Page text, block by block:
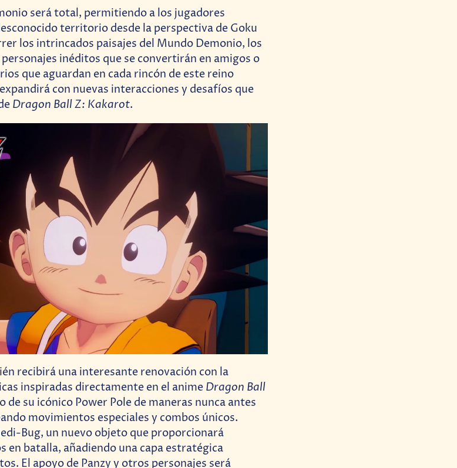
será total, permitiendo a los jugadores
territorio desde la perspectiva de Goku
los intrincados paisajes del Mundo Demonio, los
inéditos que se convertirán en amigos o
que aguardan en cada rincón de este reino
con nuevas interacciones y desafíos que
Dragon Ball Z: Kakarot.
recibirá una interesante renovación con la
inspiradas directamente en el anime Dragon Ball
de su icónico Power Pole de maneras nunca antes
movimientos especiales y combos únicos.
Bug, un nuevo objeto que proporcionará
en batalla, añadiendo una capa estratégica
El apoyo de Panzy y otros personajes será